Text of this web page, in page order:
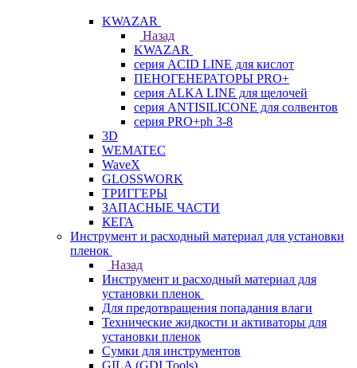
KWAZAR
Назад
KWAZAR
серия ACID LINE для кислот
ПЕНОГЕНЕРАТОРЫ PRO+
серия ALKA LINE для щелочей
серия ANTISILICONE для солвентов
серия PRO+ph 3-8
3D
WEMATEC
WaveX
GLOSSWORK
ТРИГГЕРЫ
ЗАПАСНЫЕ ЧАСТИ
КЕГА
Инструмент и расходный материал для установки
пленок
Назад
Инструмент и расходный материал для
установки пленок
Для предотвращения попадания влаги
Технические жидкости и активаторы для
установки пленок
Сумки для инструментов
GILA (GDI Tools)